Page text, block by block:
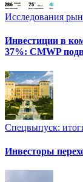
Исследования
Инвестиции в
37%: CMWP
Спецвыпуск:
Инвесторы